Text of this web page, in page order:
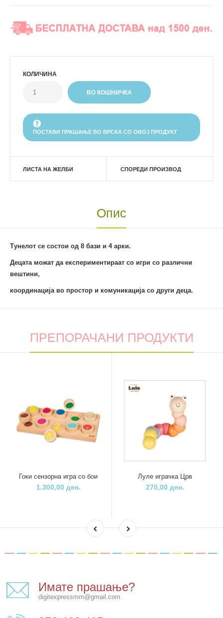
КОЛИЧИНА
ПОСТАВИ ПРАШАЊЕ ВО ВРСКА СО ОВОЈ ПРОДУКТ
ЛИСТА НА ЖЕЛБИ СПОРЕДИ ПРОИЗВОД
Опис
Тунелот се состои од 8 бази и 4 арки.
Децата можат да експериментираат со игри со различни
вештини,
координација во простор и комуникација со други деца.
ПРЕПОРАЧАНИ ПРОДУКТИ
Гоки сензорна игра со бои
1.300,00 ден.
Луле играчка Црв
270,00 ден.
Имате прашање?
digitexpressmm@gmail.com